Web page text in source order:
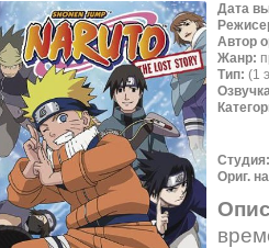
Дата
Автор
Жанр:
Тип: (1
Ориг.